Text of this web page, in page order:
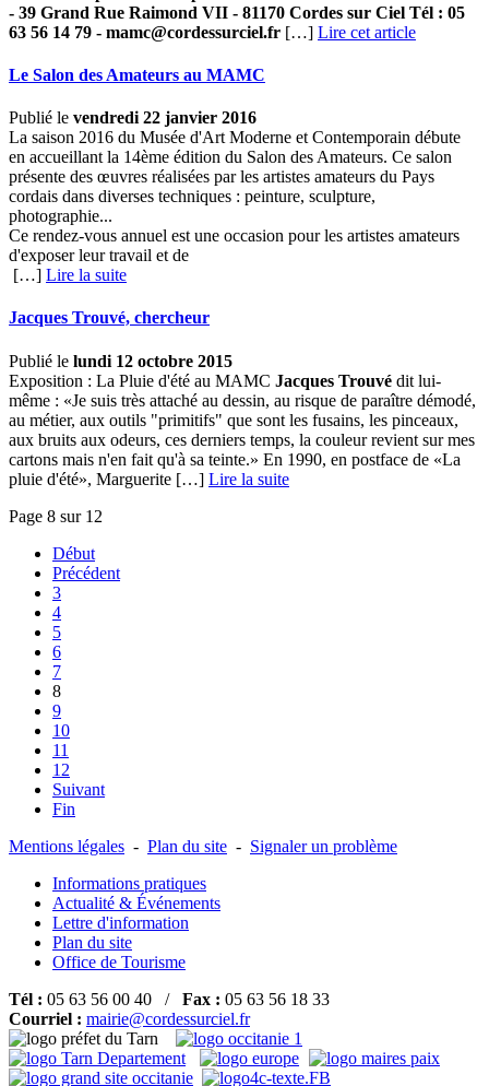
- 39 Grand Rue Raimond VII - 81170 Cordes sur Ciel Tél : 05
63 56 14 79 - mamc@cordessurciel.fr […] Lire cet article
Le Salon des Amateurs au MAMC
Publié le vendredi 22 janvier 2016
La saison 2016 du Musée d'Art Moderne et Contemporain débute
en accueillant la 14ème édition du Salon des Amateurs. Ce salon
présente des œuvres réalisées par les artistes amateurs du Pays
cordais dans diverses techniques : peinture, sculpture,
photographie...
Ce rendez-vous annuel est une occasion pour les artistes amateurs
d'exposer leur travail et de
[…] ­ Lire la suite
Jacques Trouvé, chercheur
Publié le lundi 12 octobre 2015
Exposition : La Pluie d'été au MAMC Jacques Trouvé dit lui-
même : «Je suis très attaché au dessin, au risque de paraître démodé,
au métier, aux outils "primitifs" que sont les fusains, les pinceaux,
aux bruits aux odeurs, ces derniers temps, la couleur revient sur mes
cartons mais n'en fait qu'à sa teinte.» En 1990, en postface de «La
pluie d'été», Marguerite […] ­ Lire la suite
Page 8 sur 12
Début
Précédent
3
4
5
6
7
8
9
10
11
12
Suivant
Fin
Mentions légales - Plan du site - Signaler un problème
Informations pratiques
Actualité & Événements
Lettre d'information
Plan du site
Office de Tourisme
Tél : 05 63 56 00 40 / Fax : 05 63 56 18 33
Courriel : mairie@cordessurciel.fr